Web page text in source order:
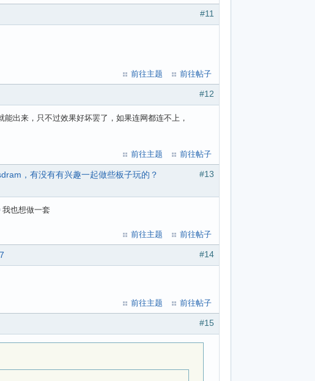
#11
前往主题 前往帖子
#12
出来，只不过效果好坏罢了，如果连网都连不上，
前往主题 前往帖子
#13
，有没有有兴趣一起做些板子玩的？
我也想做一套
前往主题 前往帖子
#14
前往主题 前往帖子
#15